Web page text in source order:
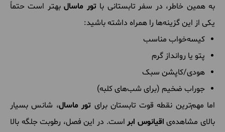
به همین خاطر، در سفر تابستانی باتور ماسالبهتر است حتماً
یکی از این گزینه‌ها را همراه داشته باشید:
کیسه‌خواب مناسب
پتو یا روانداز گرم
هودی/کاپشن سبک
جوراب ضخیم (برای شب‌های کلبه)
اما مهم‌ترین نقطه قوت تابستان برای تور ماسال، شانس بسیار
بالای مشاهده‌ی اقیانوس ابراست. در این فصل، رطوبت جلگه بالا